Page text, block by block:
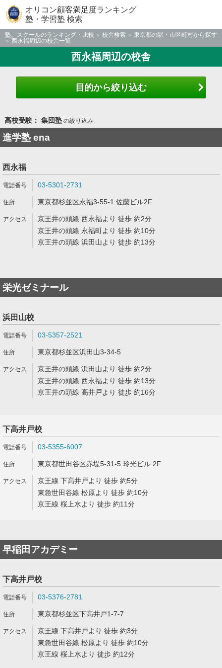
オリコン顧客満足度ランキング
塾・学習塾 検索
塾、スクールのランキング・比較 校舎検索
東京都の駅・市区町村から探す
西永福周辺の校舎一覧
西永福周辺の校舎
目的から絞り込む
高校受験： 集団塾の絞り込み
進学塾 ena
西永福
03-5301-2731
東京都杉並区永福3-55-1 佐藤ビル2F
京王井の頭線 西永福より 徒歩 約2分
京王井の頭線 永福町より 徒歩 約10分
京王井の頭線 浜田山より 徒歩 約13分
栄光ゼミナール
浜田山校
03-5357-2521
東京都杉並区浜田山3-34-5
京王井の頭線 浜田山より 徒歩 約2分
京王井の頭線 西永福より 徒歩 約13分
京王井の頭線 高井戸より 徒歩 約16分
下高井戸校
03-5355-6007
東京都世田谷区赤堤5-31-5 玲光ビル 2F
京王線 下高井戸より 徒歩 約5分
東急世田谷線 松原より 徒歩 約10分
京王線 桜上水より 徒歩 約11分
早稲田アカデミー
下高井戸校
03-5376-2781
東京都杉並区下高井戸1-7-7
京王線 下高井戸より 徒歩 約3分
東急世田谷線 松原より 徒歩 約10分
京王線 桜上水より 徒歩 約12分